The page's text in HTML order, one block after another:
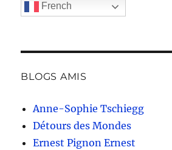
French
BLOGS AMIS
Anne-Sophie Tschiegg
Détours des Mondes
Ernest Pignon Ernest